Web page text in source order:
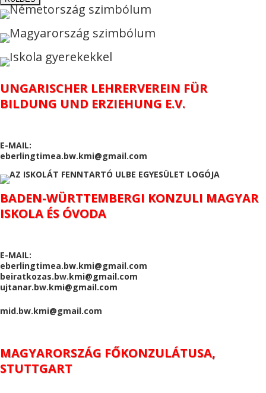
UNGARISCHER LEHRERVEREIN FÜR
BILDUNG UND ERZIEHUNG E.V.
E-MAIL:
eberlingtimea.bw.kmi@gmail.com
BADEN-WÜRTTEMBERGI KONZULI MAGYAR
ISKOLA ÉS ÓVODA
E-MAIL:
eberlingtimea.bw.kmi@gmail.com
beiratkozas.bw.kmi@gmail.com
ujtanar.bw.kmi@gmail.com
mid.bw.kmi@gmail.com
MAGYARORSZÁG FŐKONZULÁTUSA,
STUTTGART